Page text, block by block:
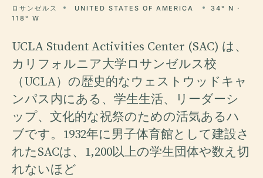
ロサンゼルス UNITED STATES OF AMERICA
34° N ·
118° W
UCLA Student Activities Center (SAC) は、
カリフォルニア大学ロサンゼルス校
（UCLA）の歴史的なウェストウッドキャ
ンパス内にある、学生生活、リーダーシ
ップ、文化的な祝祭のための活気あるハ
ブです。1932年に男子体育館として建設さ
れたSACは、1,200以上の学生団体や数え切
れないほど